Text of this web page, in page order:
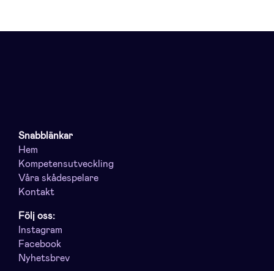
Snabblänkar
Hem
Kompetensutveckling
Våra skådespelare
Kontakt
Följ oss:
Instagram
Facebook
Nyhetsbrev